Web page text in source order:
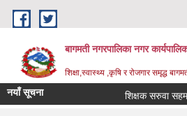
Skip to main content
बागमती नगरपालिका नगर
शिक्षा,स्वास्थ्य ,कृषि र रोजगार समृद्ध
नयाँ सूचना शिक्षक